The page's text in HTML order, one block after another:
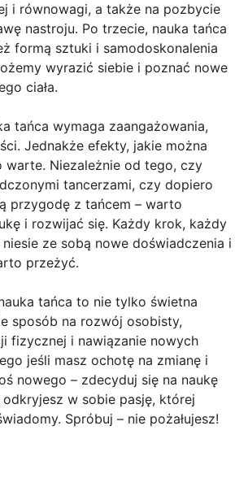
i równowagi, a także na pozbycie
nastroju. Po trzecie, nauka tańca
formą sztuki i samodoskonalenia
wyrazić siebie i poznać nowe
ciała.
tańca wymaga zaangażowania,
Jednakże efekty, jakie można
warte. Niezależnie od tego, czy
tancerzami, czy dopiero
przygodę z tańcem – warto
i rozwijać się. Każdy krok, każdy
ze sobą nowe doświadczenia i
przeżyć.
tańca to nie tylko świetna
sposób na rozwój osobisty,
fizycznej i nawiązanie nowych
jeśli masz ochotę na zmianę i
nowego – zdecyduj się na naukę
w sobie pasję, której
Spróbuj – nie pożałujesz!